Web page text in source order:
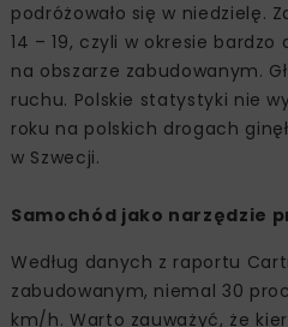
podróżowało się w niedzielę.
14 – 19, czyli w okresie
na obszarze zabudowanym.
ruchu. Polskie statystyki nie
roku na polskich drogach
w Szwecji.
Samochód jako narzędzie
Według danych z raportu
zabudowanym, niemal 30
km/h. Warto zauważyć, że